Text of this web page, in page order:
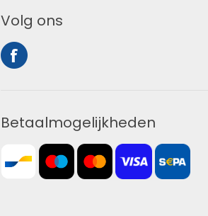
Volg ons
Betaalmogelijkheden